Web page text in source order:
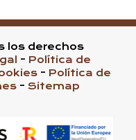
los derechos
- Política de
- Política de
- Sitemap